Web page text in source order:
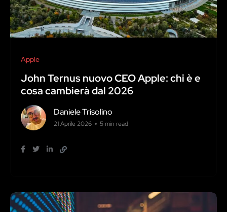
Apple
John Ternus nuovo CEO Apple: chi è e
cosa cambierà dal 2026
Daniele Trisolino
21 Aprile 2026 5 min read